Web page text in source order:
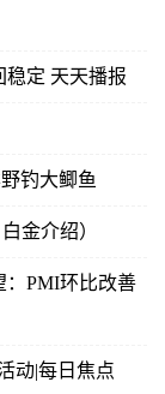
稳定 天天播报
钓大鲫鱼
金介绍）
：PMI环比改善
动|每日焦点